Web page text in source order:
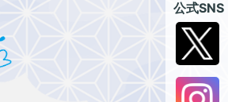
マムービー
公式SNS